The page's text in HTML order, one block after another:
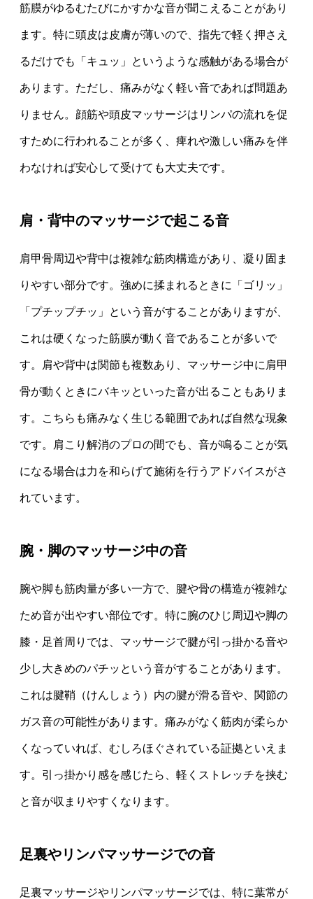
筋膜がゆるむたびにかすかな音が聞こえることがあり
ます。特に頭皮は皮膚が薄いので、指先で軽く押さえ
るだけでも「キュッ」というような感触がある場合が
あります。ただし、痛みがなく軽い音であれば問題あ
りません。顔筋や頭皮マッサージはリンパの流れを促
すために行われることが多く、痺れや激しい痛みを伴
わなければ安心して受けても大丈夫です。
肩・背中のマッサージで起こる音
肩甲骨周辺や背中は複雑な筋肉構造があり、凝り固ま
りやすい部分です。強めに揉まれるときに「ゴリッ」
「プチップチッ」という音がすることがありますが、
これは硬くなった筋膜が動く音であることが多いで
す。肩や背中は関節も複数あり、マッサージ中に肩甲
骨が動くときにバキッといった音が出ることもありま
す。こちらも痛みなく生じる範囲であれば自然な現象
です。肩こり解消のプロの間でも、音が鳴ることが気
になる場合は力を和らげて施術を行うアドバイスがさ
れています。
腕・脚のマッサージ中の音
腕や脚も筋肉量が多い一方で、腱や骨の構造が複雑な
ため音が出やすい部位です。特に腕のひじ周辺や脚の
膝・足首周りでは、マッサージで腱が引っ掛かる音や
少し大きめのパチッという音がすることがあります。
これは腱鞘（けんしょう）内の腱が滑る音や、関節の
ガス音の可能性があります。痛みがなく筋肉が柔らか
くなっていれば、むしろほぐされている証拠といえま
す。引っ掛かり感を感じたら、軽くストレッチを挟む
と音が収まりやすくなります。
足裏やリンパマッサージでの音
足裏マッサージやリンパマッサージでは、特に葉常が